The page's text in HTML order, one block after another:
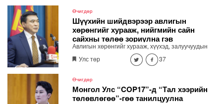
хийхээр шийдлээ. "Шатахууны дарааллыг
мэдээлэх яаралтай бүтээхээр шийдлээ"
Өчигдөр
Шүүхийн шийдвэрээр авлигын
хөрөнгийг хурааж, нийгмийн сайн
сайхны төлөө зориулна гэв
Авлигын хөрөнгийг хурааж, хүүхэд, залуучуудын
хөгжлийн санд төвлөрүүлж, зарцуулах тухай
анхдагч хуулийн төслийг Засгийн газрын
Улс төр 37
Өчигдөр
Монгол Улс “COP17”-д “Тал хээрийн
төлөвлөгөө”-гөө танилцуулна